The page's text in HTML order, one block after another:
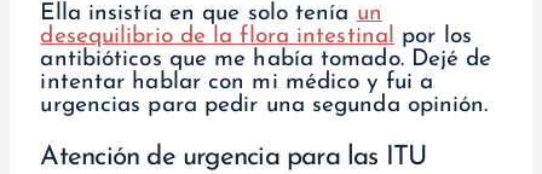
Ella insistía en que solo tenía un
desequilibrio de la flora intestinal por los
antibióticos que me había tomado. Dejé de
intentar hablar con mi médico y fui a
urgencias para pedir una segunda opinión.
Atención de urgencia para las ITU